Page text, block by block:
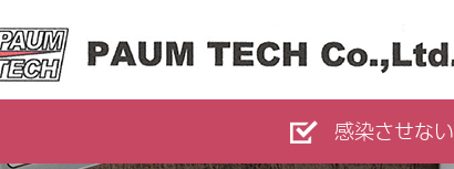
感染させない